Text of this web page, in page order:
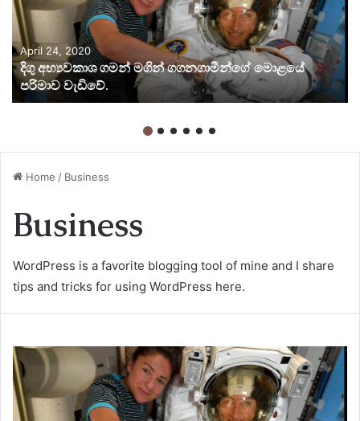
April 24, 2020
දිගු අභ්‍යවකාශ ගමන් මගින් ගගනගාමීන්ගේ මොළයේ
පරිමාව වැඩිවේ.
Home / Business
Business
WordPress is a favorite blogging tool of mine and I share
tips and tricks for using WordPress here.